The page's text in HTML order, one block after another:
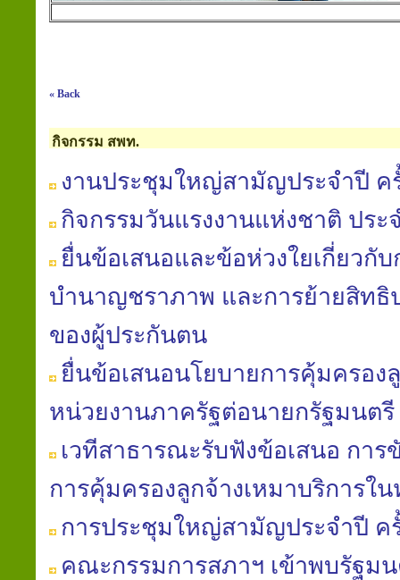
« Back
กิจกรรม สพท.
งานประชุมใหญ่สามัญประจำปี ค
กิจกรรมวันแรงงานแห่งชาติ ประ
ยื่นข้อเสนอและข้อห่วงใยเกี่ยวกั
บำนาญชราภาพ และการย้ายสิท
ของผู้ประกันตน
ยื่นข้อเสนอนโยบายการคุ้มครอง
หน่วยงานภาครัฐต่อนายกรัฐมนตรี
เวทีสาธารณะรับฟังข้อเสนอ การ
การคุ้มครองลูกจ้างเหมาบริการใ
การประชุมใหญ่สามัญประจำปี ค
คณะกรรมการสภาฯ เข้าพบรัฐมน